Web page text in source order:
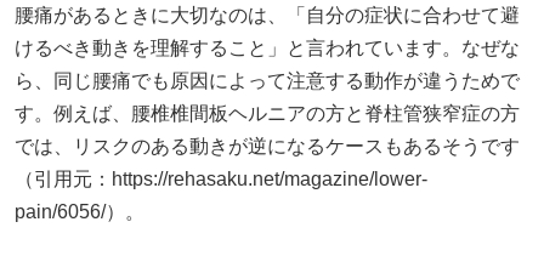
腰痛があるときに大切なのは、「自分の症状に合わせて避
けるべき動きを理解すること」と言われています。なぜな
ら、同じ腰痛でも原因によって注意する動作が違うためで
す。例えば、腰椎椎間板ヘルニアの方と脊柱管狭窄症の方
では、リスクのある動きが逆になるケースもあるそうです
（引用元：https://rehasaku.net/magazine/lower-
pain/6056/）。